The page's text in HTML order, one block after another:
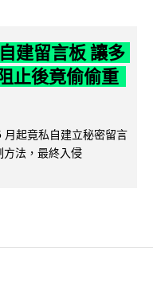
建留言板 讓多
止後竟偷偷重
起竟私自建立秘密留言
法，最終入侵